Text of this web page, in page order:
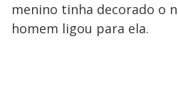
menino tinha decorado o
homem ligou para ela.